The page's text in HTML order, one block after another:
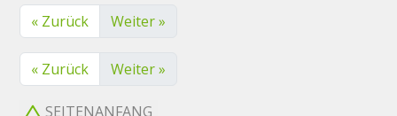
« Zurück Weiter »
« Zurück Weiter »
SEITENANFANG